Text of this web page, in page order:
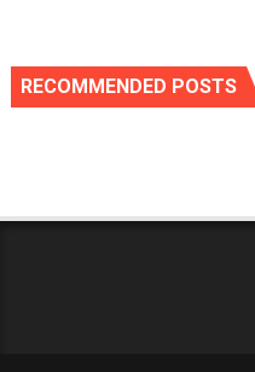
RECOMMENDED POSTS